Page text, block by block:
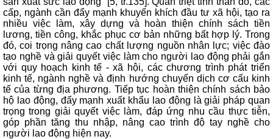
cấp, ngành cần đẩy mạnh khuyến khích đầu tư xã hội, tạo ra
nhiều việc làm, xây dựng và hoàn thiện chính sách tiền
lương, tiền công, khắc phục cơ bản những bất hợp lý. Trong
đó, coi trọng nâng cao chất lượng nguồn nhân lực; việc đào
tạo nghề và giải quyết việc làm cho người lao động phải gắn
với quy hoạch kinh tế - xã hội, các chương trình phát triển
kinh tế, ngành nghề và định hướng chuyển dịch cơ cấu kinh
tế của từng địa phương. Tiếp tục hoàn thiện chính sách bảo
hộ lao động, đẩy mạnh xuất khẩu lao động là giải pháp quan
trọng trong giải quyết việc làm, đáp ứng nhu cầu thực tiễn,
góp phần tăng thu nhập, nâng cao trình độ tay nghề cho
người lao động hiện nay.